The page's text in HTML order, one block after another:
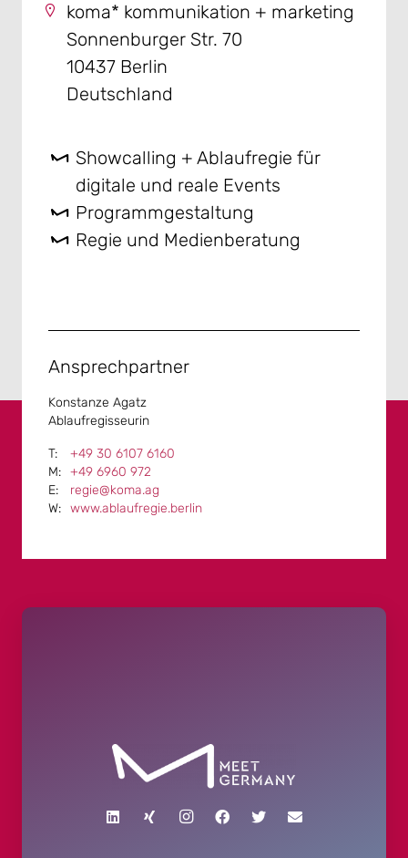
koma* kommunikation + marketing
Sonnenburger Str. 70
10437 Berlin
Deutschland
Showcalling + Ablaufregie für
digitale und reale Events
Programmgestaltung
Regie und Medienberatung
Ansprechpartner
Konstanze Agatz
Ablaufregisseurin
+49 30 6107 6160
+49 6960 972
regie@koma.ag
www.ablaufregie.berlin